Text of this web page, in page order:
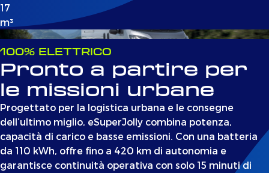
17
m³
100% ELETTRICO
Pronto a partire per
le missioni urbane
Progettato per la logistica urbana e le consegne
dell’ultimo miglio, eSuperJolly combina potenza,
capacità di carico e basse emissioni. Con una batteria
da 110 kWh, offre fino a 420 km di autonomia e
garantisce continuità operativa con solo 15 minuti di